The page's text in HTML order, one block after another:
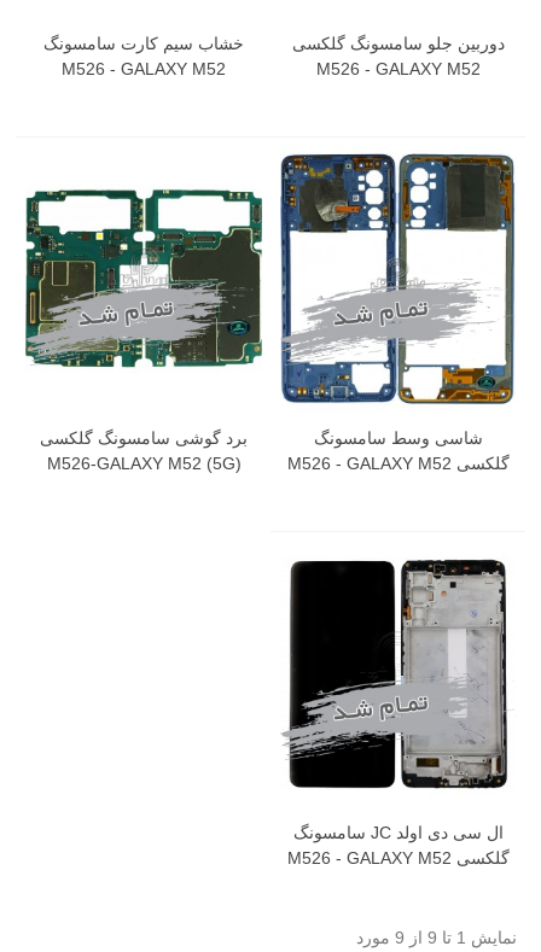
دوربین جلو سامسونگ گلکسی
M526 - GALAXY M52
خشاب سیم کارت سامسونگ
M526 - GALAXY M52
شاسی وسط سامسونگ
گلکسی M526 - GALAXY M52
برد گوشی سامسونگ گلکسی
M526-GALAXY M52 (5G)
ال سی دی اولد JC سامسونگ
گلکسی M526 - GALAXY M52
نمایش 1 تا 9 از 9 مورد